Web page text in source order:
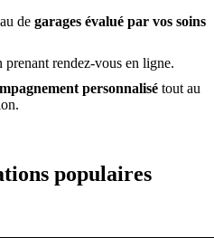
de garages évalué par vos soins
prenant rendez-vous en ligne.
personnalisé tout au
populaires